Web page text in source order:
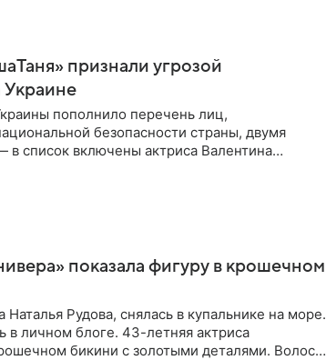
признали угрозой
Украине
пополнило перечень лиц,
безопасности страны, двумя
в список включены актриса Валентина
показала фигуру в крошечном
Наталья Рудова, снялась в купальнике на море.
в личном блоге. 43-летняя актриса
бикини с золотыми деталями. Волосы